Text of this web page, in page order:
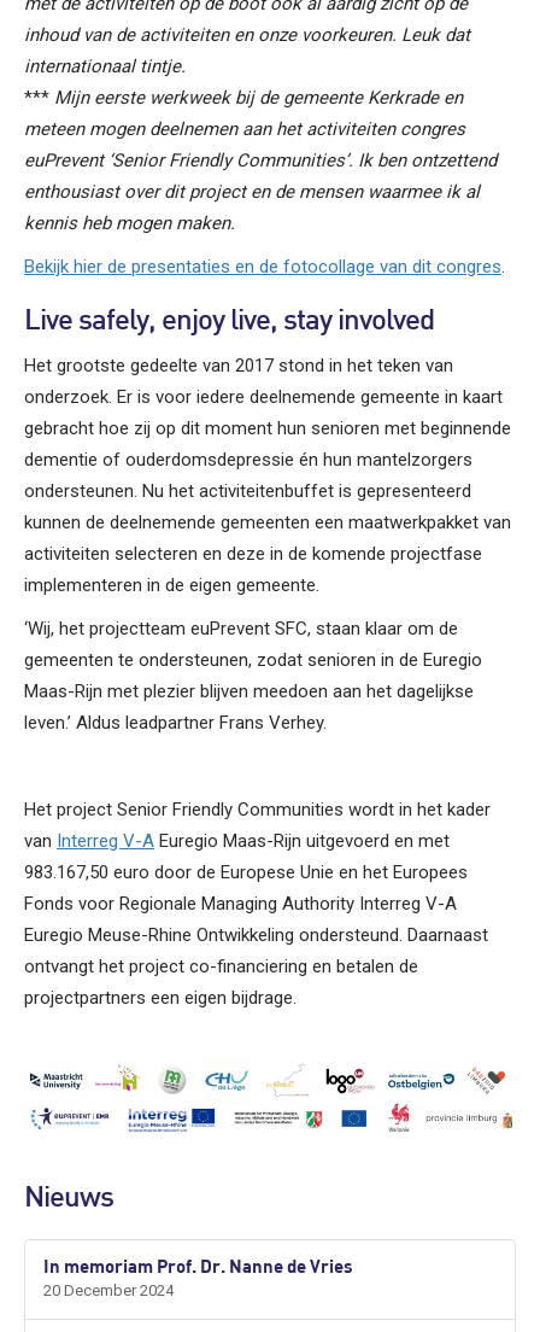
inhoud van de activiteiten en onze voorkeuren. Leuk dat
internationaal tintje.
*** Mijn eerste werkweek bij de gemeente Kerkrade en
meteen mogen deelnemen aan het activiteiten congres
euPrevent ‘Senior Friendly Communities’. Ik ben ontzettend
enthousiast over dit project en de mensen waarmee ik al
kennis heb mogen maken.
Bekijk hier de presentaties en de fotocollage van dit congres.
Live safely, enjoy live, stay involved
Het grootste gedeelte van 2017 stond in het teken van
onderzoek. Er is voor iedere deelnemende gemeente in kaart
gebracht hoe zij op dit moment hun senioren met beginnende
dementie of ouderdomsdepressie én hun mantelzorgers
ondersteunen. Nu het activiteitenbuffet is gepresenteerd
kunnen de deelnemende gemeenten een maatwerkpakket van
activiteiten selecteren en deze in de komende projectfase
implementeren in de eigen gemeente.
‘Wij, het projectteam euPrevent SFC, staan klaar om de
gemeenten te ondersteunen, zodat senioren in de Euregio
Maas-Rijn met plezier blijven meedoen aan het dagelijkse
leven.’ Aldus leadpartner Frans Verhey.
Het project Senior Friendly Communities wordt in het kader
van Interreg V-A Euregio Maas-Rijn uitgevoerd en met
983.167,50 euro door de Europese Unie en het Europees
Fonds voor Regionale Managing Authority Interreg V-A
Euregio Meuse-Rhine Ontwikkeling ondersteund. Daarnaast
ontvangt het project co-financiering en betalen de
projectpartners een eigen bijdrage.
Nieuws
In memoriam Prof. Dr. Nanne de Vries
20 December 2024